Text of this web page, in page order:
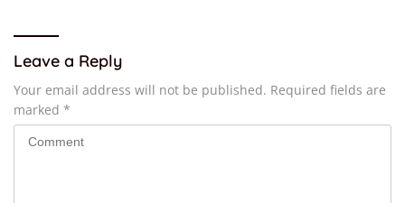
Leave a Reply
Your email address will not be published. Required fields are
marked *